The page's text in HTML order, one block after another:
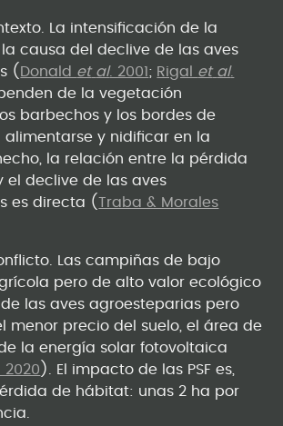
La intensificación de la
causa del declive de las aves
( Donald et al. 2001 ; Rigal et al.
de la vegetación
barbechos y los bordes de
y nidificar en la
la relación entre la pérdida
el declive de las aves
es directa (Traba & Morales
Las campiñas de bajo
pero de alto valor ecológico
las aves agroesteparias pero
menor precio del suelo, el área de
la energía solar fotovoltaica
2020 ). El impacto de las PSF es,
de hábitat: unas 2 ha por